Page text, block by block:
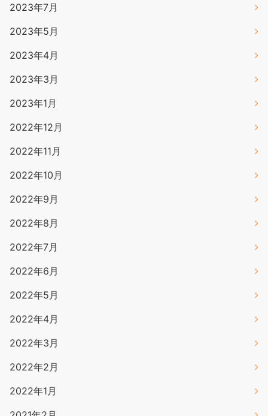
2023年7月
2023年5月
2023年4月
2023年3月
2023年1月
2022年12月
2022年11月
2022年10月
2022年9月
2022年8月
2022年7月
2022年6月
2022年5月
2022年4月
2022年3月
2022年2月
2022年1月